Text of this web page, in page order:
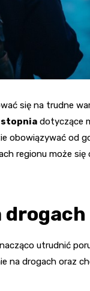
się na trudne
dotyczące
obowiązywać od
regionu może
utrudnić
na drogach oraz